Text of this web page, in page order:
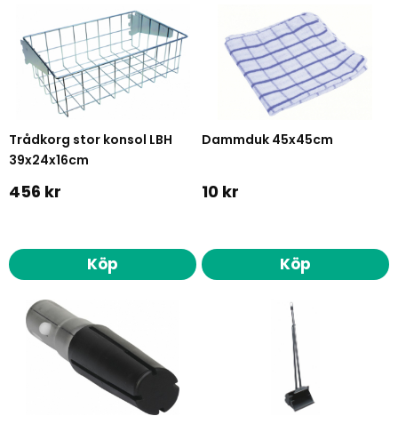
Trådkorg stor konsol LBH
39x24x16cm
456 kr
Köp
Dammduk 45x45cm
10 kr
Köp